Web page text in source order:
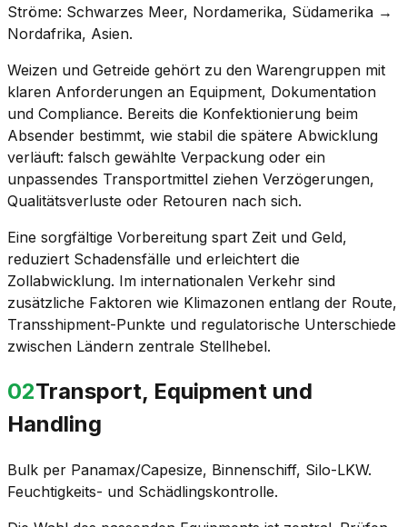
Ströme: Schwarzes Meer, Nordamerika, Südamerika →
Nordafrika, Asien.
Weizen und Getreide gehört zu den Warengruppen mit
klaren Anforderungen an Equipment, Dokumentation
und Compliance. Bereits die Konfektionierung beim
Absender bestimmt, wie stabil die spätere Abwicklung
verläuft: falsch gewählte Verpackung oder ein
unpassendes Transportmittel ziehen Verzögerungen,
Qualitätsverluste oder Retouren nach sich.
Eine sorgfältige Vorbereitung spart Zeit und Geld,
reduziert Schadensfälle und erleichtert die
Zollabwicklung. Im internationalen Verkehr sind
zusätzliche Faktoren wie Klimazonen entlang der Route,
Transshipment-Punkte und regulatorische Unterschiede
zwischen Ländern zentrale Stellhebel.
02Transport, Equipment und
Handling
Bulk per Panamax/Capesize, Binnenschiff, Silo-LKW.
Feuchtigkeits- und Schädlingskontrolle.